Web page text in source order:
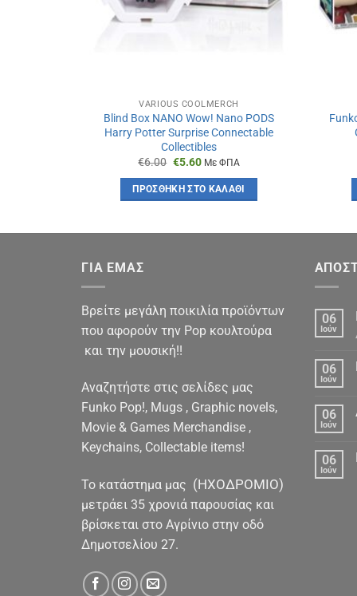
VARIOUS COOLMERCH
Blind Box NANO Wow! Nano PODS
Harry Potter Surprise Connectable
Collectibles
€6.00 Original
was:
€6.00.
€5.60Η
τιμή
είναι:
Με ΦΠΑ
ΠΡΟΣΘΉΚΗ ΣΤΟ ΚΑΛΆΘΙ
ΓΙΑ ΕΜΑΣ
Βρείτε μεγάλη ποικιλία προϊόντων
που αφορούν την Pop κουλτούρα
και την μουσική!!
Αναζητήστε στις σελίδες μας
Funko Pop!, Mugs , Graphic novels,
Movie & Games Merchandise ,
Keychains, Collectable items!
To κατάστημα μας (ΗΧΟΔΡΟΜΙΟ)
μετράει 35 χρονιά παρουσίας και
βρίσκεται στο Αγρίνιο στην οδό
Δημοτσελίου 27.
06
Ιούν
06
Ιούν
06
Ιούν
06
Ιούν